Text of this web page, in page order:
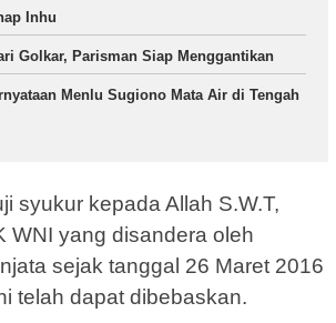
Inhu
Golkar, Parisman Siap Menggantikan
Menlu Sugiono Mata Air di Tengah
syukur kepada Allah S.W.T,
WNI yang disandera oleh
sejak tanggal 26 Maret 2016
telah dapat dibebaskan.